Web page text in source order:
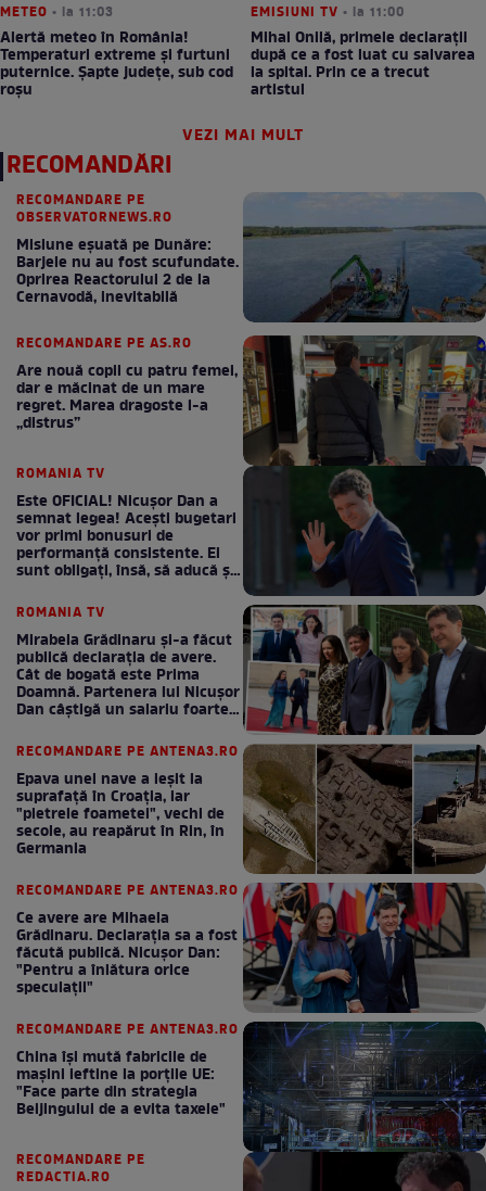
METEO • la 11:03
Alertă meteo în România!
Temperaturi extreme și furtuni
puternice. Șapte județe, sub cod
roșu
EMISIUNI TV • la 11:00
Mihai Onilă, primele declarații
după ce a fost luat cu salvarea
la spital. Prin ce a trecut
artistul
VEZI MAI MULT
RECOMANDĂRI
RECOMANDARE PE
OBSERVATORNEWS.RO
Misiune eșuată pe Dunăre:
Barjele nu au fost scufundate.
Oprirea Reactorului 2 de la
Cernavodă, inevitabilă
RECOMANDARE PE AS.RO
Are nouă copii cu patru femei,
dar e măcinat de un mare
regret. Marea dragoste l-a
„distrus”
ROMANIA TV
Este OFICIAL! Nicușor Dan a
semnat legea! Acești bugetari
vor primi bonusuri de
performanță consistente. Ei
sunt obligați, însă, să aducă și
bani la bugetul de stat
ROMANIA TV
Mirabela Grădinaru și-a făcut
publică declarația de avere.
Cât de bogată este Prima
Doamnă. Partenera lui Nicușor
Dan câștigă un salariu foarte
bun în fiecare lună!
RECOMANDARE PE ANTENA3.RO
Epava unei nave a ieșit la
suprafață în Croația, iar
"pietrele foametei", vechi de
secole, au reapărut în Rin, în
Germania
RECOMANDARE PE ANTENA3.RO
Ce avere are Mihaela
Grădinaru. Declarația sa a fost
făcută publică. Nicușor Dan:
"Pentru a înlătura orice
speculații"
RECOMANDARE PE ANTENA3.RO
China își mută fabricile de
mașini ieftine la porțile UE:
"Face parte din strategia
Beijingului de a evita taxele"
RECOMANDARE PE
REDACTIA.RO